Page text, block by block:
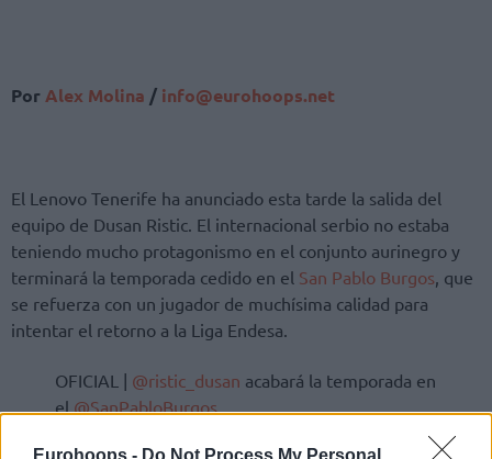
Eurohoops - Do Not Process My Personal
Por Alex Molina / info@eurohoops.net
El Lenovo Tenerife ha anunciado esta tarde la salida del
equipo de Dusan Ristic. El internacional serbio no estaba
teniendo mucho protagonismo en el conjunto aurinegro y
terminará la temporada cedido en el San Pablo Burgos , que
se refuerza con un jugador de muchísima calidad para
intentar el retorno a la Liga Endesa.
OFICIAL | @ristic_dusan acabará la temporada en
el @SanPabloBurgos